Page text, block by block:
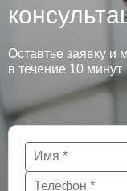
Оставтье заявку и
в течение 10 минут